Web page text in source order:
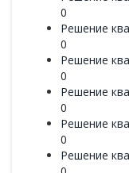
0
Решение
0
Решение
0
Решение
0
Решение
0
Решение